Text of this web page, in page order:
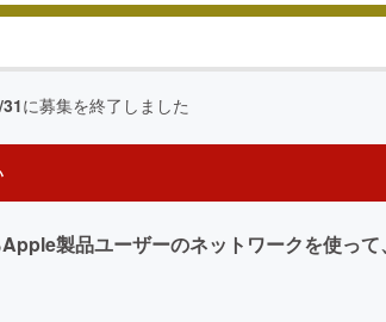
に募集を終了しました
製品ユーザーのネットワークを使って